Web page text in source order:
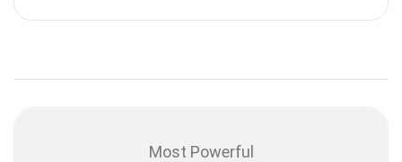
Most Powerful